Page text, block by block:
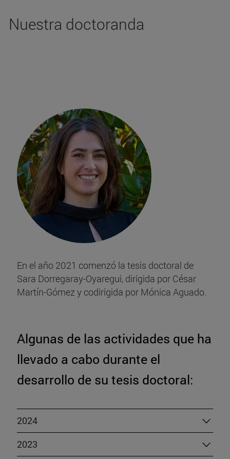
Nuestra doctoranda
En el año 2021 comenzó la tesis doctoral de
Sara Dorregaray-Oyaregui, dirigida por César
Martín-Gómez y codirigida por Mónica Aguado.
Algunas de las actividades que ha
llevado a cabo durante el
desarrollo de su tesis doctoral:
2024
2023